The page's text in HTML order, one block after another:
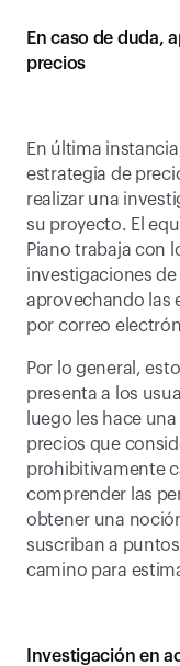
En caso de duda,
precios
En última
estrategia de
realizar una
su proyecto. El
Piano trabaja con
investigaciones
aprovechando las
por correo
Por lo general,
presenta a los
luego les hace
precios que
prohibitivamente
comprender las
obtener una
suscriban a
camino para
Investigación en